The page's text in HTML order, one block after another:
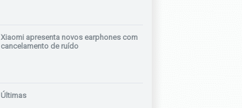
Xiaomi apresenta novos earphones com
cancelamento de ruído
Últimas